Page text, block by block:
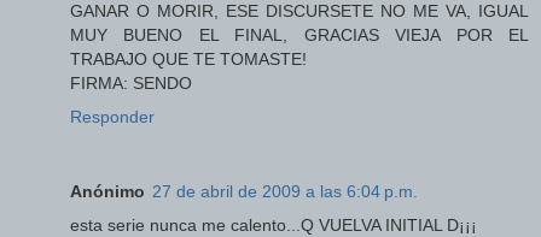
GANAR O MORIR, ESE DISCURSETE NO ME VA, IGUAL
MUY BUENO EL FINAL, GRACIAS VIEJA POR EL
TRABAJO QUE TE TOMASTE!
FIRMA: SENDO
Responder
Anónimo 27 de abril de 2009 a las 6:04 p.m.
esta serie nunca me calento...Q VUELVA INITIAL D¡¡¡